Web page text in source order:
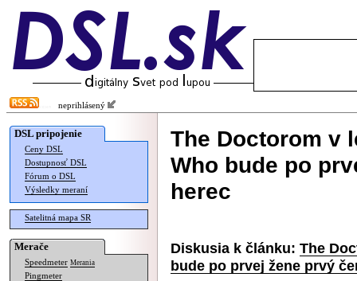
neprihlásený
DSL pripojenie
Ceny DSL
Dostupnosť DSL
Fórum o DSL
Výsledky meraní
Satelitná mapa SR
Merače
Speedmeter Merania
Pingmeter
The Doctorom v
Who bude po
herec
Diskusia k článku: The
bude po prvej žene prvý